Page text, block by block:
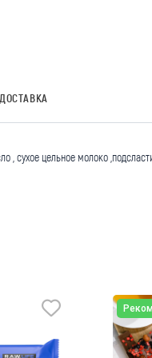
сухое цельное молоко